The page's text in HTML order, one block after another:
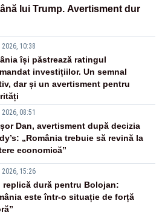
lui Trump. Avertisment dur
10:38
își păstrează ratingul
investițiilor. Un semnal
dar și un avertisment pentru
08:51
Dan, avertisment după decizia
„România trebuie să revină la
economică”
15:26
replică dură pentru Bolojan:
este într-o situație de forță